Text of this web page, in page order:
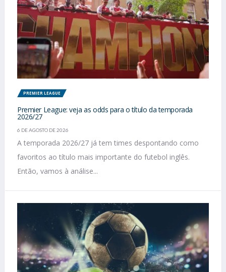
PREMIER LEAGUE
Premier League: veja as odds para o título da temporada
2026/27
6 DE AGOSTO DE 2026
A temporada 2026/27 já tem times despontando como
favoritos ao título mais importante do futebol inglês.
Então, vamos à análise...